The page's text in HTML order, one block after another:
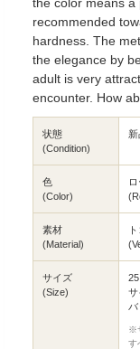
recommended
hardness. The
the elegance by
adult is very
encounter. How
状態
(Condition)
色
(Color)
素材
(Material)
サイズ
(Size)
サ
※
す